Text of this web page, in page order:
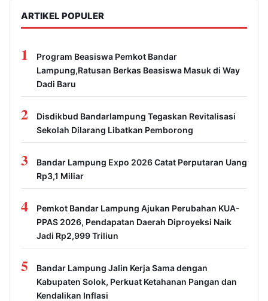
ARTIKEL POPULER
1
Program Beasiswa Pemkot Bandar
Lampung,Ratusan Berkas Beasiswa Masuk di Way
Dadi Baru
2
Disdikbud Bandarlampung Tegaskan Revitalisasi
Sekolah Dilarang Libatkan Pemborong
3
Bandar Lampung Expo 2026 Catat Perputaran Uang
Rp3,1 Miliar
4
Pemkot Bandar Lampung Ajukan Perubahan KUA-
PPAS 2026, Pendapatan Daerah Diproyeksi Naik
Jadi Rp2,999 Triliun
5
Bandar Lampung Jalin Kerja Sama dengan
Kabupaten Solok, Perkuat Ketahanan Pangan dan
Kendalikan Inflasi